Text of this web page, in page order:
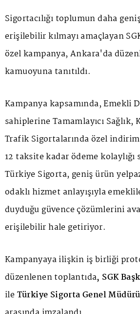
Sigortacılığı toplumun daha
erişilebilir kılmayı amaçlayan
özel kampanya, Ankara'da
kamuoyuna tanıtıldı.
Kampanya kapsamında, Emekli
sahiplerine Tamamlayıcı Sağlık,
Trafik Sigortalarında özel
12 taksite kadar ödeme
Türkiye Sigorta, geniş ürün
odaklı hizmet anlayışıyla
duyduğu güvence çözümlerini
erişilebilir hale getiriyor.
Kampanyaya ilişkin iş birliği
düzenlenen toplantıda, SGK
ileTürkiye Sigorta Genel